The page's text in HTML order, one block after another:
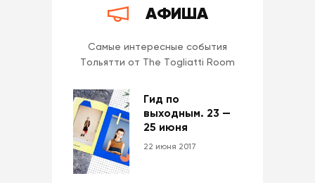
АФИША
Самые интересные события
Тольятти от The Togliatti Room
Гид по
выходным. 23 —
25 июня
22 июня 2017